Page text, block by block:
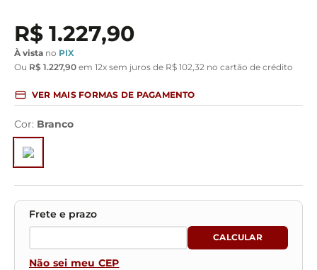
R$ 1.227,90
À vista no PIX
Ou R$ 1.227,90 em 12x sem juros de R$ 102 32 no cartão de crédito
VER MAIS FORMAS DE PAGAMENTO
Cor: Branco
Não sei meu CEP